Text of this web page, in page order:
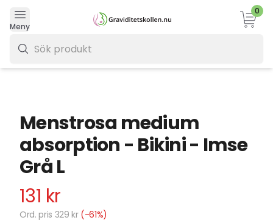
Meny
0
Menstrosa medium
absorption - Bikini - Imse
Grå L
131 kr
Ord. pris 329 kr (-61%)